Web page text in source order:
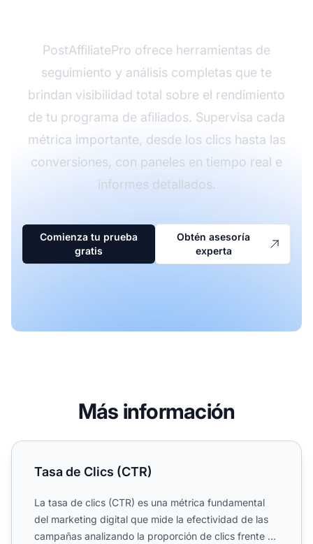
PostAffiliatePro ofrece herramientas de
seguimiento y análisis completas que te
brindan visibilidad total sobre el rendimiento
de tu programa de afiliados. Supervisa cada
métrica importante, desde los clics hasta las
conversiones, con paneles en tiempo real e
informes detallados.
Comienza tu prueba
gratis
Obtén asesoría
experta
Más información
Tasa de Clics (CTR)
Tasa de Clics (CTR)
La tasa de clics (CTR) es una métrica fundamental
del marketing digital que mide la efectividad de las
campañas analizando la proporción de clics frente a